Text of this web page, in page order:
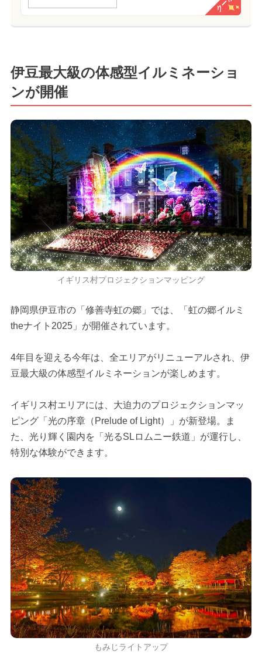
伊豆最大級の体感型イルミネーショ
ンが開催
イギリス村プロジェクションマッピング
静岡県伊豆市の「修善寺虹の郷」では、「虹の郷イルミ
theナイト2025」が開催されています。
4年目を迎える今年は、全エリアがリニューアルされ、伊
豆最大級の体感型イルミネーションが楽しめます。
イギリス村エリアには、大迫力のプロジェクションマッ
ピング「光の序章（Prelude of Light）」が新登場。ま
た、光り輝く園内を「光るSLロムニー鉄道」が運行し、
特別な体験ができます。
もみじライトアップ